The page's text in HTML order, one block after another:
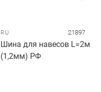
RU 21897
Шина для навесов L=2м
(1,2мм) РФ